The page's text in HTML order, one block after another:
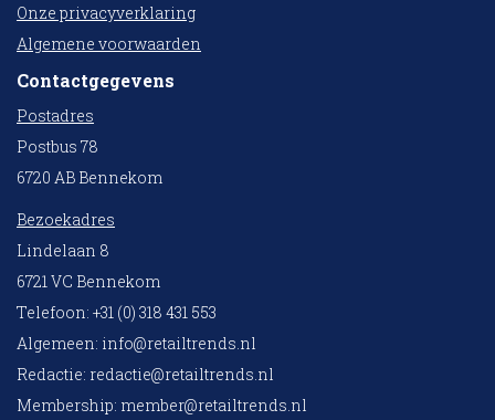
Onze privacyverklaring
Algemene voorwaarden
Contactgegevens
Postadres
Postbus 78
6720 AB Bennekom
Bezoekadres
Lindelaan 8
6721 VC Bennekom
Telefoon: +31 (0) 318 431 553
Algemeen: info@retailtrends.nl
Redactie: redactie@retailtrends.nl
Membership: member@retailtrends.nl